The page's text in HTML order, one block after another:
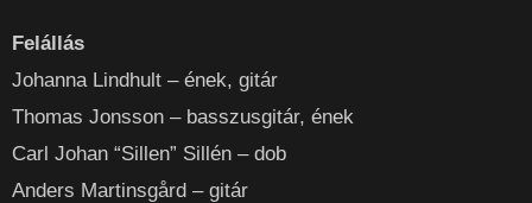
Felállás
Johanna Lindhult – ének, gitár
Thomas Jonsson – basszusgitár, ének
Carl Johan “Sillen” Sillén – dob
Anders Martinsgård – gitár